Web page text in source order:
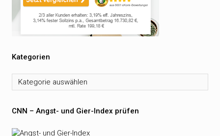
Kategorien
Kategorien
CNN – Angst- und Gier-Index prüfen